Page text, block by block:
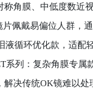
膜、中低度数近
佩戴易偏位人群，
液循环优化款，适
系列：复杂角膜专
决传统OK镜难以处